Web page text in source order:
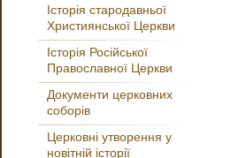
Історія стародавньої
Християнської Церкви
Історія Російської
Православної Церкви
Документи церковних
соборів
Церковні утворення у
новітній історії